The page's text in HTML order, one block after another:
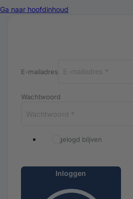
Ga naar hoofdinhoud
Inloggen bij
E-mailadres
Wachtwoord
Ingelogd blijven
Inloggen